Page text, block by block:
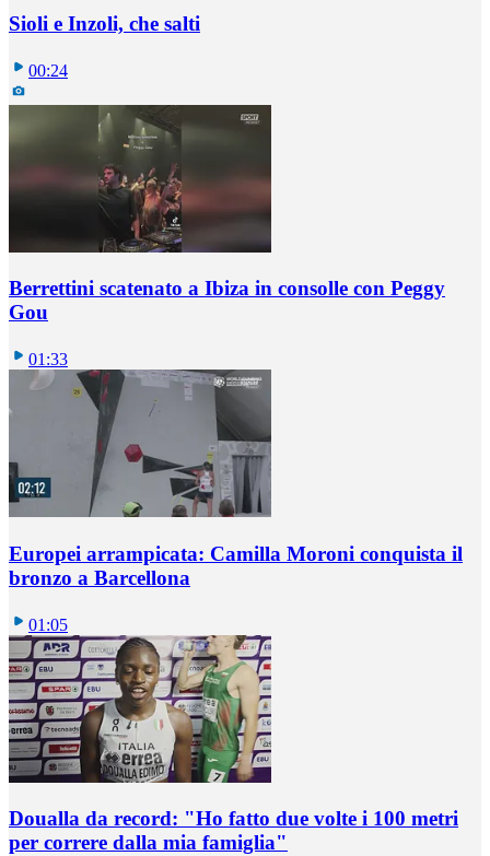
Sioli e Inzoli, che salti
00:24
Berrettini scatenato a Ibiza in consolle con Peggy
Gou
01:33
Europei arrampicata: Camilla Moroni conquista il
bronzo a Barcellona
01:05
Doualla da record: "Ho fatto due volte i 100 metri
per correre dalla mia famiglia"